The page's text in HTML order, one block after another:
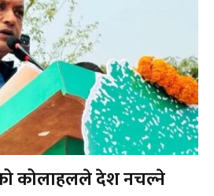
कोलाहलले देश नचल्ने